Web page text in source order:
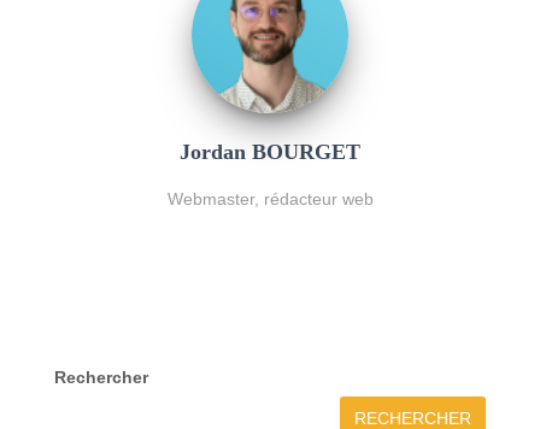
Jordan BOURGET
Webmaster, rédacteur web
Rechercher
RECHERCHER